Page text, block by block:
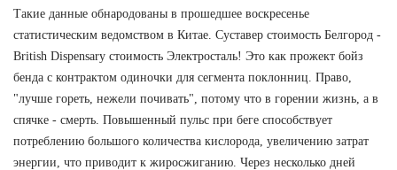
Такие данные обнародованы в прошедшее воскресенье
статистическим ведомством в Китае. Суставер стоимость Белгород -
British Dispensary стоимость Электросталь! Это как прожект бойз
бенда с контрактом одиночки для сегмента поклонниц. Право,
"лучше гореть, нежели почивать", потому что в горении жизнь, а в
спячке - смерть. Повышенный пульс при беге способствует
потреблению большого количества кислорода, увеличению затрат
энергии, что приводит к жиросжиганию. Через несколько дней